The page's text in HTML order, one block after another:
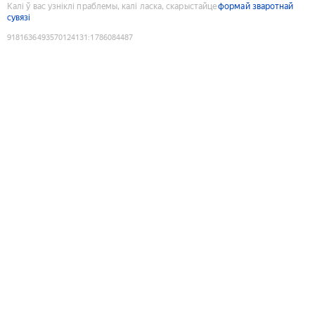
Калі ў вас узніклі праблемы, калі ласка, скарыстайцеформай зваротнай
сувязі
9181636493570124131 :1786084487